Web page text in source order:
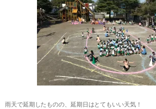
雨天で延期したものの、延期日はとてもいい天気！